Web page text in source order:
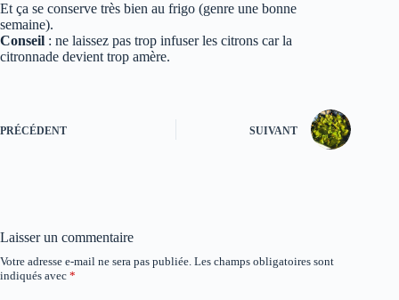
Et ça se conserve très bien au frigo (genre une bonne
semaine).
Conseil : ne laissez pas trop infuser les citrons car la
citronnade devient trop amère.
PRÉCÉDENT SUIVANT
Laisser un commentaire
Votre adresse e-mail ne sera pas publiée. Les champs obligatoires sont
indiqués avec *
A
l